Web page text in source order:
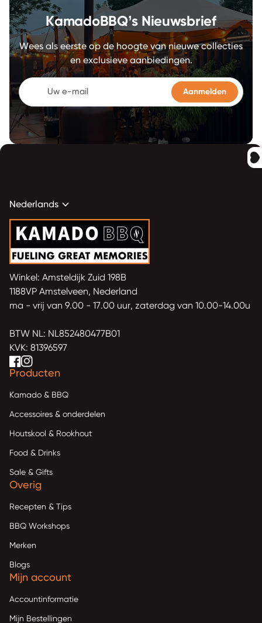
KamadoBBQ’s Nieuwsbrief
Wees als eerste op de hoogte van nieuwe collecties
en exclusieve aanbiedingen.
Uw e-mail
Nederlands expand_more
Home
Winkel: Amsteldijk Zuid 198B
1188VP Amstelveen, Nederland
ma - vrij van 9.00 - 17.00 uur, zaterdag van 10.00-14.00u
BTW NL: NL852480477B01
KVK: 81396597
Facebook
(link opent in nieuw tabblad/venster)
(link opent in nieuw tabblad/venster)
(link opent in nieuw tabblad/venster)
Instagram
(link opent in nieuw tabblad/venster)
(link opent in nieuw tabblad/venster)
(link opent in nieuw tabblad/venster)
Producten
Kamado & BBQ
Accessoires & onderdelen
Houtskool & Rookhout
Food & Drinks
Sale & Gifts
Overig
Recepten & Tips
BBQ Workshops
Merken
Blogs
Mijn account
Accountinformatie
Mijn Bestellingen